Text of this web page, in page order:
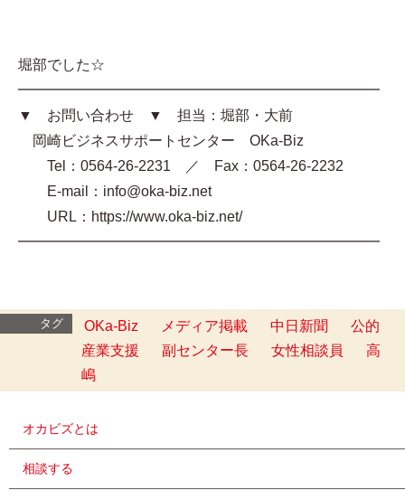
堀部でした☆
━━━━━━━━━━━━━━━━━━━━━━━━━
▼ お問い合わせ ▼ 担当：堀部・大前
岡崎ビジネスサポートセンター OKa-Biz
Tel：0564-26-2231 ／ Fax：0564-26-2232
E-mail：info@oka-biz.net
URL：https://www.oka-biz.net/
━━━━━━━━━━━━━━━━━━━━━━━━━
タグ OKa-Biz メディア掲載 中日新聞
公的
産業支援
副センター長 女性相談員
高
嶋
オカビズとは
相談する